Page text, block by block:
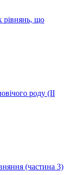
рівнянь, що
роду (ІІ
(частина 3)